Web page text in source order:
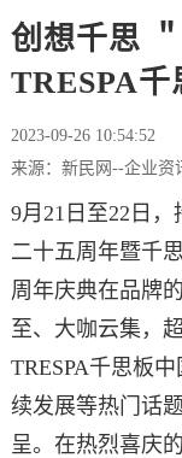
创想千思
TRESPA
2023-09-26 10:54:52
来源：新民网--企业资
9月21日至22日
二十五周年暨千
周年庆典在品牌
至、大咖云集，
TRESPA千思板
续发展等热门话
呈。在热烈喜庆